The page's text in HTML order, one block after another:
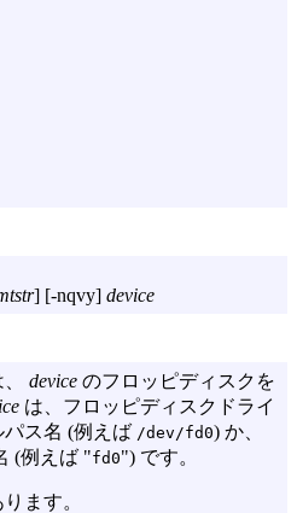
] [-nqvy] device
device のフロッピディスクを
は、フロッピディスクドライ
ス名 (例えば /dev/fd0) か、
(例えば "fd0") です。
ます。